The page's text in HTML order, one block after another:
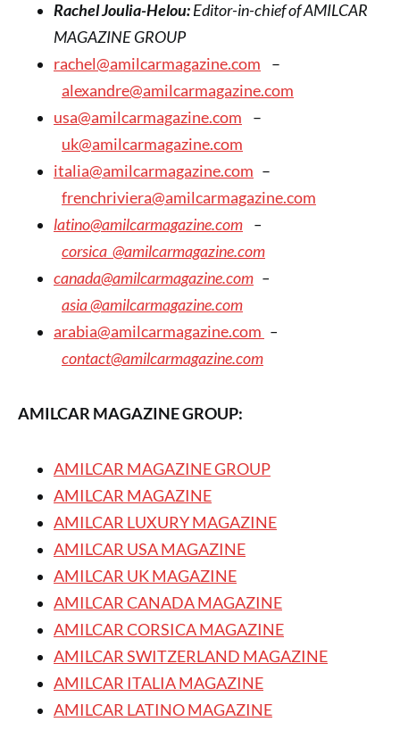
Rachel Joulia-Helou:Editor-in-chief of AMILCAR
MAGAZINE GROUP
rachel@amilcarmagazine.com –
alexandre@amilcarmagazine.com
usa@amilcarmagazine.com –
uk@amilcarmagazine.com
italia@amilcarmagazine.com –
frenchriviera@amilcarmagazine.com
latino@amilcarmagazine.com –
corsica @amilcarmagazine.com
canada@amilcarmagazine.com –
asia@amilcarmagazine.com
arabia@amilcarmagazine.com –
contact@amilcarmagazine.com
AMILCAR MAGAZINE GROUP:
AMILCAR MAGAZINE GROUP
AMILCAR MAGAZINE
AMILCAR LUXURY MAGAZINE
AMILCAR USA MAGAZINE
AMILCAR UK MAGAZINE
AMILCAR CANADA MAGAZINE
AMILCAR CORSICA MAGAZINE
AMILCAR SWITZERLAND MAGAZINE
AMILCAR ITALIA MAGAZINE
AMILCAR LATINO MAGAZINE